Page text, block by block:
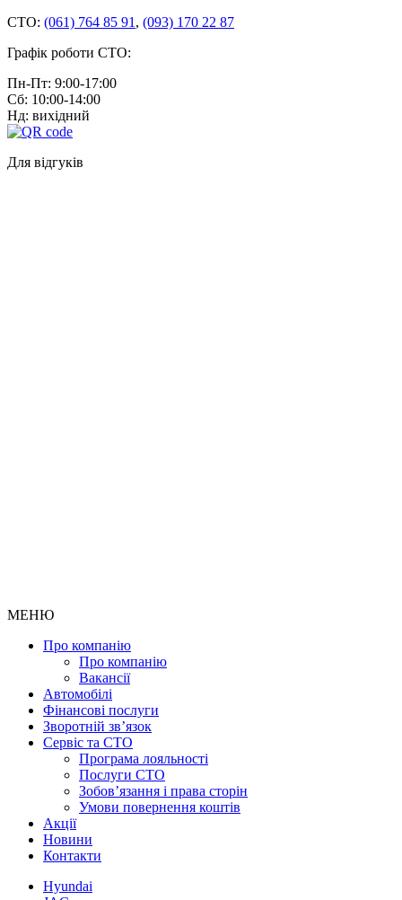
СТО: (061) 764 85 91 , (093) 170 22 87
Графік роботи СТО:
Пн-Пт: 9:00-17:00
Сб: 10:00-14:00
Нд: вихідний
Для відгуків
МЕНЮ
Про компанію
Про компанію
Вакансії
Автомобілі
Фінансові послуги
Зворотній зв’язок
Cервіс та СТО
Програма лояльності
Послуги СТО
Зобов’язання і права сторін
Умови повернення коштів
Акції
Новини
Контакти
Hyundai